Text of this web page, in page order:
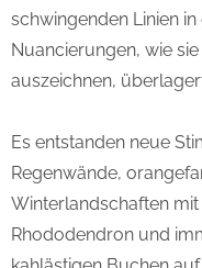
schwingenden Linien
Nuancierungen, wie
auszeichnen,
Es entstanden neue
Regenwände,
Winterlandschaften
Rhododendron und